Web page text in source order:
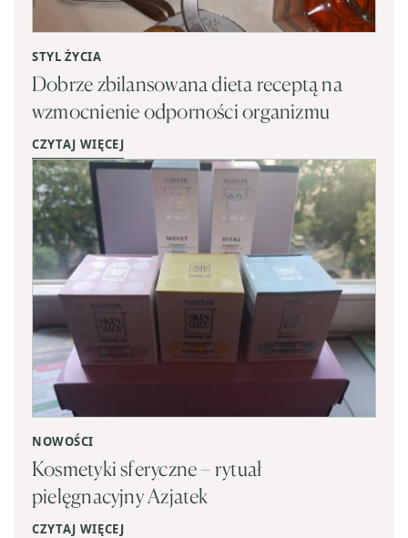
STYL ŻYCIA
Dobrze zbilansowana dieta receptą na
wzmocnienie odporności organizmu
CZYTAJ WIĘCEJ
NOWOŚCI
Kosmetyki sferyczne – rytuał
pielęgnacyjny Azjatek
CZYTAJ WIĘCEJ